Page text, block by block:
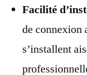
Facilité
de connexion
s’installent